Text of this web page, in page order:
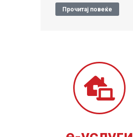
Прочитај повеќе